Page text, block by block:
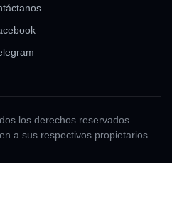
los derechos reservados
a sus respectivos propietarios.